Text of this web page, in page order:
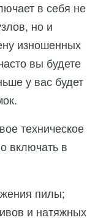
в себя не
но и
изношенных
вы будете
у вас будет
техническое
включать в
пилы;
и натяжных